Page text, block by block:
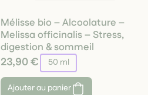
Mélisse bio – Alcoolature –
Melissa officinalis – Stress,
digestion & sommeil
23,90 € 50 ml
Ajouter au panier